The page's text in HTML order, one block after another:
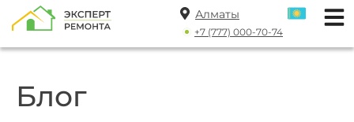
Алматы
+7 (777) 000-70-74
Блог